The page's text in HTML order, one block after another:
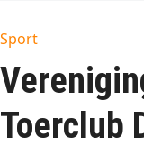
Sport
Toerclub